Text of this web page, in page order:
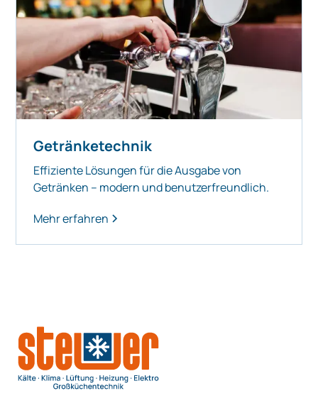
Getränketechnik
Effiziente Lösungen für die Ausgabe von
Getränken – modern und benutzerfreundlich.
Mehr erfahren